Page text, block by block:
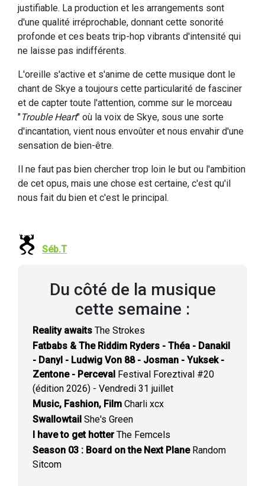
justifiable. La production et les arrangements sont
d'une qualité irréprochable, donnant cette sonorité
profonde et ces beats trip-hop vibrants d'intensité qui
ne laisse pas indifférents.
L'oreille s'active et s'anime de cette musique dont le
chant de Skye a toujours cette particularité de fasciner
et de capter toute l'attention, comme sur le morceau
"Trouble Heart" où la voix de Skye, sous une sorte
d'incantation, vient nous envoûter et nous envahir d'une
sensation de bien-être.
Il ne faut pas bien chercher trop loin le but ou l'ambition
de cet opus, mais une chose est certaine, c'est qu'il
nous fait du bien et c'est le principal.
Séb.T
Du côté de la musique
cette semaine :
Reality awaits The Strokes
Fatbabs & The Riddim Ryders - Théa - Danakil
- Danyl - Ludwig Von 88 - Josman - Yuksek -
Zentone - Perceval Festival Foreztival #20
(édition 2026) - Vendredi 31 juillet
Music, Fashion, Film Charli xcx
Swallowtail She's Green
I have to get hotterThe Femcels
Season 03 : Board on the Next PlaneRandom
Sitcom